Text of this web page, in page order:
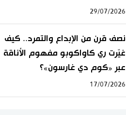
29/07/2026
نصف قرن من الإبداع والتمرد.. كيف
غيّرت ري كاواكوبو مفهوم الأناقة
عبر «كوم دي غارسون»؟
17/07/2026